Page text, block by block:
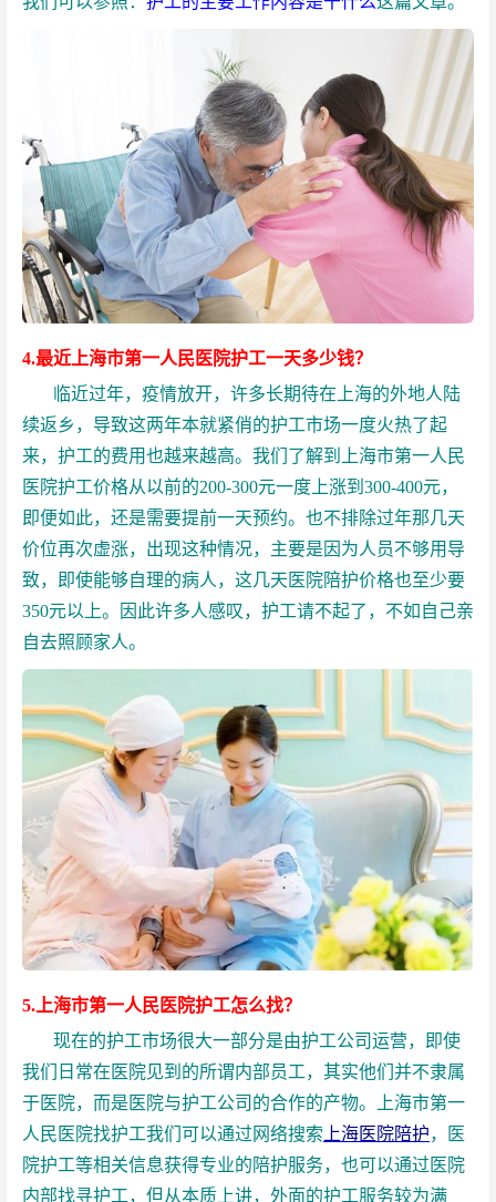
4.最近上海市第一人民医院护工一天多少钱？
临近过年，疫情放开，许多长期待在上海的外地人陆
续返乡，导致这两年本就紧俏的护工市场一度火热了起
来，护工的费用也越来越高。我们了解到上海市第一人民
医院护工价格从以前的200-300元一度上涨到300-400元，
即便如此，还是需要提前一天预约。也不排除过年那几天
价位再次虚涨，出现这种情况，主要是因为人员不够用导
致，即使能够自理的病人，这几天医院陪护价格也至少要
350元以上。因此许多人感叹，护工请不起了，不如自己亲
自去照顾家人。
5.上海市第一人民医院护工怎么找？
现在的护工市场很大一部分是由护工公司运营，即使
我们日常在医院见到的所谓内部员工，其实他们并不隶属
于医院，而是医院与护工公司的合作的产物。上海市第一
人民医院找护工我们可以通过网络搜索 上海医院陪护，医
院护工等相关信息获得专业的陪护服务，也可以通过医院
内部找寻护工，但从本质上讲，外面的护工服务较为满